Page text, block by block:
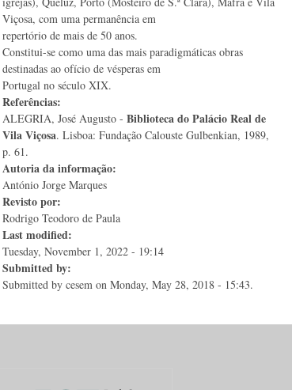
Viçosa, com uma permanência em
repertório de mais de 50 anos.
Constitui-se como uma das mais paradigmáticas obras
destinadas ao ofício de vésperas em
Portugal no século XIX.
Referências:
ALEGRIA, José Augusto - Biblioteca do Palácio Real de
Vila Viçosa. Lisboa: Fundação Calouste Gulbenkian, 1989,
p. 61.
Autoria da informação:
António Jorge Marques
Revisto por:
Rodrigo Teodoro de Paula
Last modified:
Tuesday, November 1, 2022 - 19:14
Submitted by:
Submitted by cesem on Monday, May 28, 2018 - 15:43.